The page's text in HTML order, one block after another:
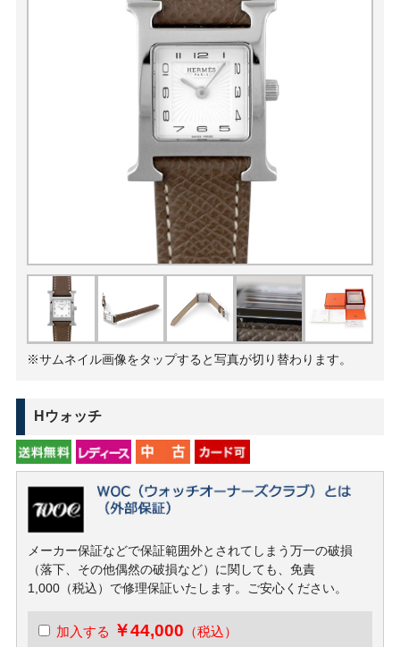
※サムネイル画像をタップすると写真が切り替わります。
Hウォッチ
メーカー保証などで保証範囲外とされてしまう万一の破損
（落下、その他偶然の破損など）に関しても、免責
1,000（税込）で修理保証いたします。ご安心ください。
加入する ￥44,000 （税込）